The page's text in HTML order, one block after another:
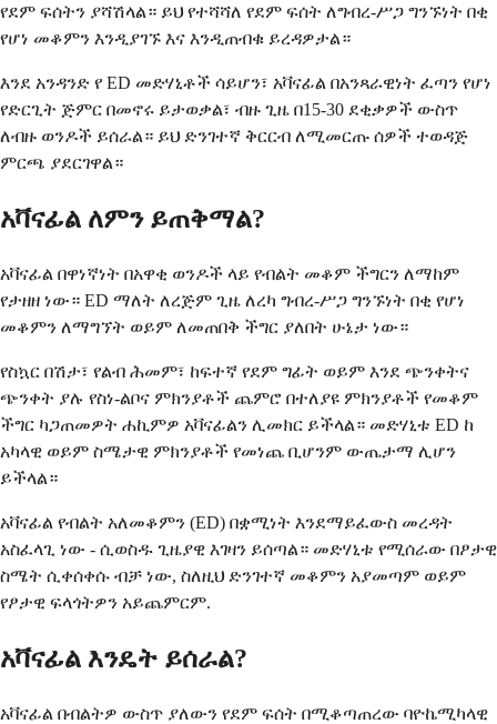
የደም ፍሰትን ያሻሽላል። ይህ የተሻሻለ የደም ፍሰት ለግብረ-ሥጋ ግንኙነት በቂ
የሆነ መቆምን እንዲያገኙ እና እንዲጠብቁ ይረዳዎታል።
እንደ አንዳንድ የ ED መድሃኒቶች ሳይሆን፣ አቫናፊል በአንጻራዊነት ፈጣን የሆነ
የድርጊት ጅምር በመኖሩ ይታወቃል፣ ብዙ ጊዜ በ15-30 ደቂቃዎች ውስጥ
ለብዙ ወንዶች ይሰራል። ይህ ድንገተኛ ቅርርብ ለሚመርጡ ሰዎች ተወዳጅ
ምርጫ ያደርገዋል።
አቫናፊል ለምን ይጠቅማል?
አቫናፊል በዋነኛነት በአዋቂ ወንዶች ላይ የብልት መቆም ችግርን ለማከም
የታዘዘ ነው። ED ማለት ለረጅም ጊዜ ለረካ ግብረ-ሥጋ ግንኙነት በቂ የሆነ
መቆምን ለማግኘት ወይም ለመጠበቅ ችግር ያለበት ሁኔታ ነው።
የስኳር በሽታ፣ የልብ ሕመም፣ ከፍተኛ የደም ግፊት ወይም እንደ ጭንቀትና
ጭንቀት ያሉ የስነ-ልቦና ምክንያቶች ጨምሮ በተለያዩ ምክንያቶች የመቆም
ችግር ካጋጠመዎት ሐኪምዎ አቫናፊልን ሊመክር ይችላል። መድሃኒቱ ED ከ
አካላዊ ወይም ስሜታዊ ምክንያቶች የመነጨ ቢሆንም ውጤታማ ሊሆን
ይችላል።
አቫናፊል የብልት አለመቆምን (ED) በቋሚነት እንደማይፈውስ መረዳት
አስፈላጊ ነው - ሲወስዱ ጊዜያዊ እገዛን ይሰጣል። መድሃኒቱ የሚሰራው በፆታዊ
ስሜት ሲቀሰቀሱ ብቻ ነው, ስለዚህ ድንገተኛ መቆምን አያመጣም ወይም
የፆታዊ ፍላጎትዎን አይጨምርም.
አቫናፊል እንዴት ይሰራል?
አቫናፊል በብልትዎ ውስጥ ያለውን የደም ፍሰት በሚቆጣጠረው ባዮኬሚካላዊ